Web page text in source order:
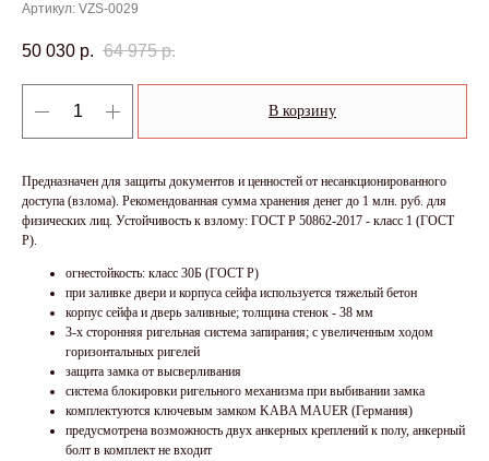
Артикул: VZS-0029
50 030 р. 64 975 р.
В корзину
Предназначен для защиты документов и ценностей от несанкционированного
доступа (взлома). Рекомендованная сумма хранения денег до 1 млн. руб. для
физических лиц. Устойчивость к взлому: ГОСТ Р 50862-2017 - класс 1 (ГОСТ
Р).
огнестойкость: класс 30Б (ГОСТ Р)
при заливке двери и корпуса сейфа используется тяжелый бетон
корпус сейфа и дверь заливные; толщина стенок - 38 мм
3-х сторонняя ригельная система запирания; с увеличенным ходом
горизонтальных ригелей
защита замка от высверливания
система блокировки ригельного механизма при выбивании замка
комплектуются ключевым замком KABA MAUER (Германия)
предусмотрена возможность двух анкерных креплений к полу, анкерный
болт в комплект не входит